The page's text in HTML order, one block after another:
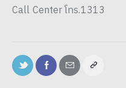
Call Center โทร.1313